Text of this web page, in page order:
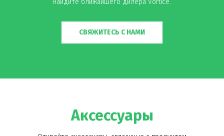
найдите ближайшего дилера Vortice.
СВЯЖИТЕСЬ С НАМИ
Аксессуары